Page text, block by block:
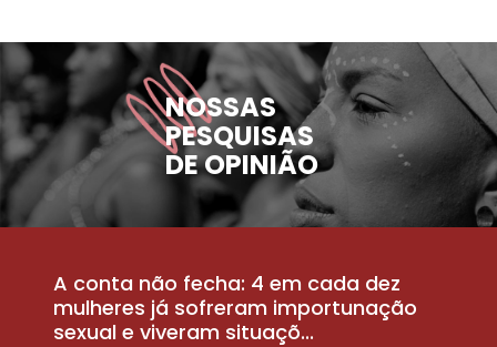
NOSSAS
PESQUISAS
DE OPINIÃO
A conta não fecha: 4 em cada dez
mulheres já sofreram importunação
sexual e viveram situaçõ...